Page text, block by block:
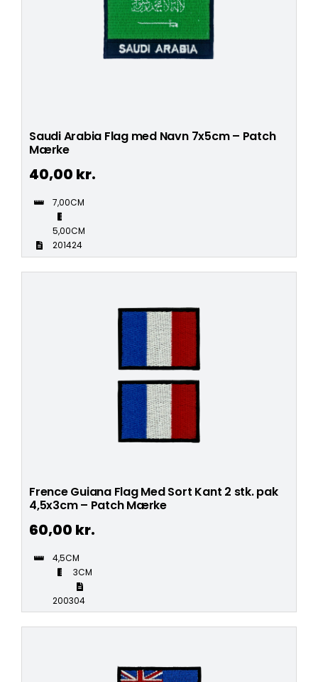
Saudi Arabia Flag med Navn 7x5cm – Patch
Mærke
40,00 kr.
7,00CM
5,00CM
201424
Frence Guiana Flag Med Sort Kant 2 stk. pak
4,5x3cm – Patch Mærke
60,00 kr.
4,5CM
3CM
200304